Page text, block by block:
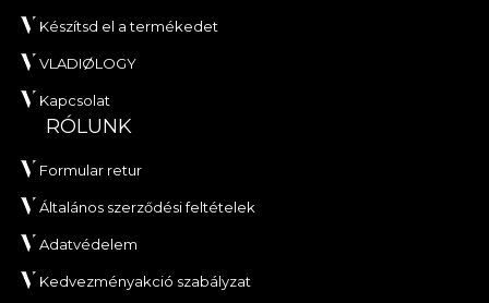
Készítsd el a termékedet
VLADIØLOGY
Kapcsolat
RÓLUNK
Formular retur
Általános szerződési feltételek
Adatvédelem
Kedvezményakció szabályzat